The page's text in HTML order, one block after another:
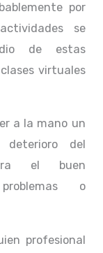
por
se
de estas
virtuales
a la mano un
del
el buen
o
profesional